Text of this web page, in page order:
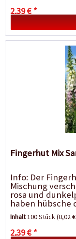
2,39 € *
Fingerhut Mix
Info: Der
Mischung
rosa und
haben hübsche
die...
Inhalt100 Stück(0,02
2,39 € *